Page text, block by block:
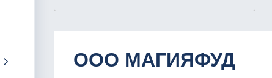
ООО МАГИЯФУД